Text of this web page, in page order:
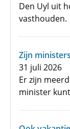
Den Uyl uit
vasthouden.
Zijn
31 juli 2026
Er zijn
minister